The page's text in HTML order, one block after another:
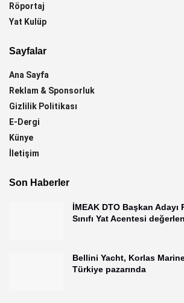
Röportaj
Yat Kulüp
Sayfalar
Ana Sayfa
Reklam & Sponsorluk
Gizlilik Politikası
E-Dergi
Künye
İletişim
Son Haberler
İMEAK DTO Başkan Adayı
Sınıfı Yat Acentesi
Bellini Yacht, Korlas
Türkiye pazarında